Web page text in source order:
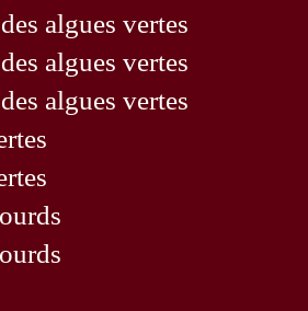
algues vertes
algues vertes
algues vertes